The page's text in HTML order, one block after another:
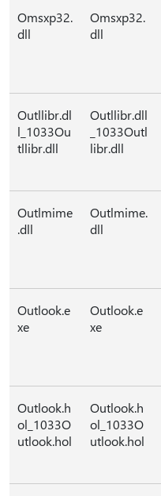
Omsxp32.
dll
Omsxp32.
dll
Outllibr.dl
l_1033Ou
tllibr.dll
Outllibr.dll
_1033Outl
libr.dll
Outlmime
.dll
Outlmime.
dll
Outlook.e
xe
Outlook.e
xe
Outlook.h
ol_1033O
utlook.hol
Outlook.h
ol_1033O
utlook.hol